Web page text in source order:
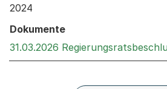
2024
Dokumente
31.03.2026